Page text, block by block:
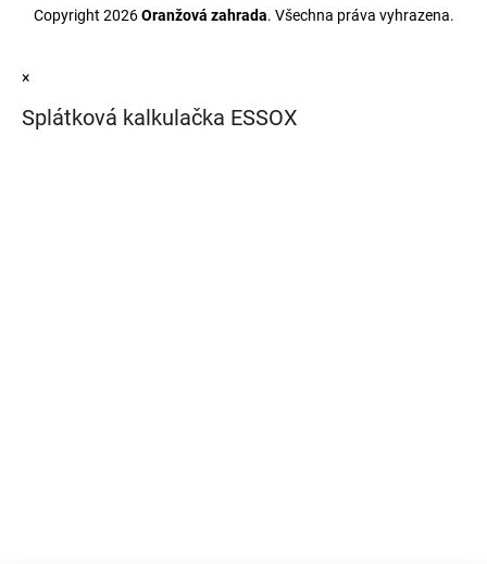
Copyright 2026Oranžová zahrada. Všechna práva vyhrazena.
×
Splátková kalkulačka ESSOX